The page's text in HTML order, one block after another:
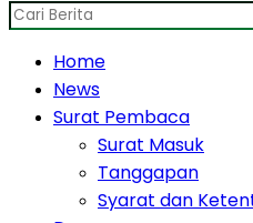
Home
News
Surat Pembaca
Surat Masuk
Tanggapan
Syarat dan